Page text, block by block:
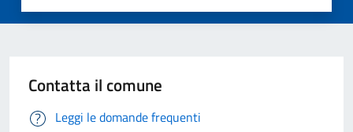
Contatta il comune
Leggi le domande frequenti